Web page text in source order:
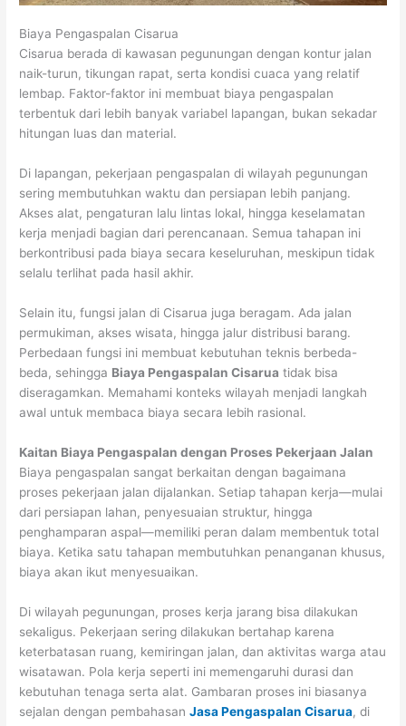
Biaya Pengaspalan Cisarua
Cisarua berada di kawasan pegunungan dengan kontur jalan
naik-turun, tikungan rapat, serta kondisi cuaca yang relatif
lembap. Faktor-faktor ini membuat biaya pengaspalan
terbentuk dari lebih banyak variabel lapangan, bukan sekadar
hitungan luas dan material.
Di lapangan, pekerjaan pengaspalan di wilayah pegunungan
sering membutuhkan waktu dan persiapan lebih panjang.
Akses alat, pengaturan lalu lintas lokal, hingga keselamatan
kerja menjadi bagian dari perencanaan. Semua tahapan ini
berkontribusi pada biaya secara keseluruhan, meskipun tidak
selalu terlihat pada hasil akhir.
Selain itu, fungsi jalan di Cisarua juga beragam. Ada jalan
permukiman, akses wisata, hingga jalur distribusi barang.
Perbedaan fungsi ini membuat kebutuhan teknis berbeda-
beda, sehingga Biaya Pengaspalan Cisarua tidak bisa
diseragamkan. Memahami konteks wilayah menjadi langkah
awal untuk membaca biaya secara lebih rasional.
Kaitan Biaya Pengaspalan dengan Proses Pekerjaan Jalan
Biaya pengaspalan sangat berkaitan dengan bagaimana
proses pekerjaan jalan dijalankan. Setiap tahapan kerja—mulai
dari persiapan lahan, penyesuaian struktur, hingga
penghamparan aspal—memiliki peran dalam membentuk total
biaya. Ketika satu tahapan membutuhkan penanganan khusus,
biaya akan ikut menyesuaikan.
Di wilayah pegunungan, proses kerja jarang bisa dilakukan
sekaligus. Pekerjaan sering dilakukan bertahap karena
keterbatasan ruang, kemiringan jalan, dan aktivitas warga atau
wisatawan. Pola kerja seperti ini memengaruhi durasi dan
kebutuhan tenaga serta alat. Gambaran proses ini biasanya
sejalan dengan pembahasanJasa Pengaspalan Cisarua, di